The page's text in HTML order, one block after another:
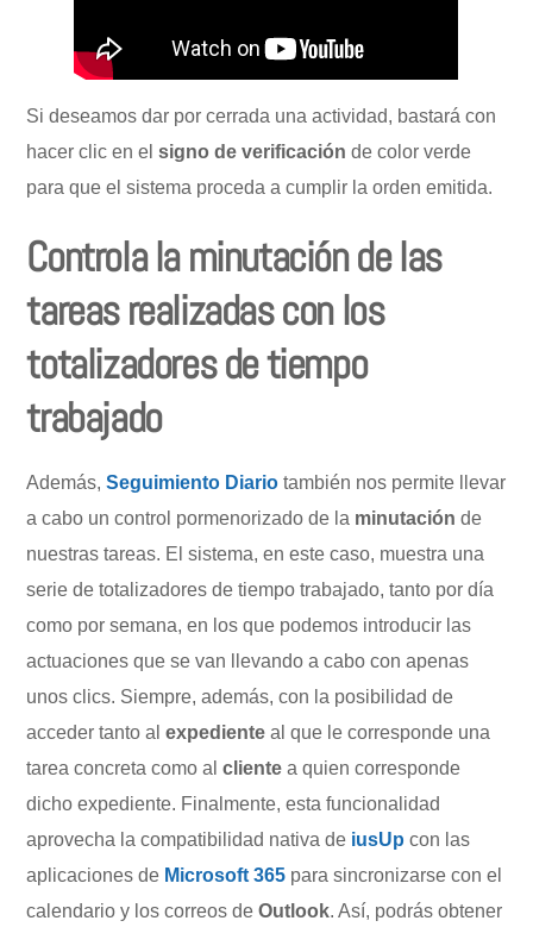
Si deseamos dar por cerrada una actividad, bastará con
hacer clic en elsigno de verificación de color verde
para que el sistema proceda a cumplir la orden emitida.
Controla la minutación de las
tareas realizadas con los
totalizadores de tiempo
trabajado
Además,Seguimiento Diario también nos permite llevar
a cabo un control pormenorizado de la minutación de
nuestras tareas. El sistema, en este caso, muestra una
serie de totalizadores de tiempo trabajado, tanto por día
como por semana, en los que podemos introducir las
actuaciones que se van llevando a cabo con apenas
unos clics. Siempre, además, con la posibilidad de
acceder tanto alexpediente al que le corresponde una
tarea concreta como alcliente a quien corresponde
dicho expediente. Finalmente, esta funcionalidad
aprovecha la compatibilidad nativa de iusUp con las
aplicaciones de Microsoft 365 para sincronizarse con el
calendario y los correos deOutlook. Así, podrás obtener